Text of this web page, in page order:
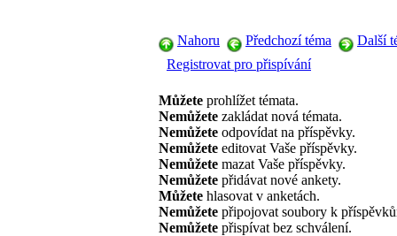
Nahoru Předchozí téma
Další
Registrovat pro přispívání
Můžete prohlížet témata.
Nemůžete zakládat nová témata.
Nemůžete odpovídat na příspěvky.
Nemůžete editovat Vaše příspěvky.
Nemůžete mazat Vaše příspěvky.
Nemůžete přidávat nové ankety.
Můžete hlasovat v anketách.
Nemůžete připojovat soubory k
Nemůžete přispívat bez schválení.